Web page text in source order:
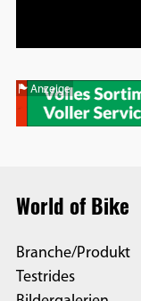
Anzeige
World of Bike
Branche/Produkt
Testrides